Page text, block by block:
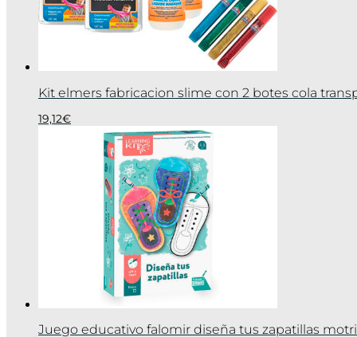
Kit elmers fabricacion slime con 2 botes cola
19,12€
Juego educativo falomir diseña tus zapatillas